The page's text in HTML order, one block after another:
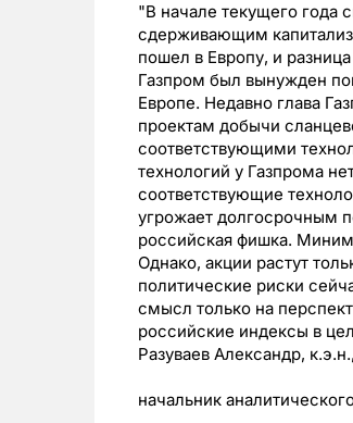
"В начале текущего года
сдерживающим
пошел в Европу, и
Газпром был вынужден
Европе. Недавно глава
проектам добычи
соответствующими
технологий у Газпрома
соответствующие
угрожает долгосрочным
российская фишка.
Однако, акции растут
политические риски
смысл только на
российские индексы в
Разуваев Александр, к.э.н.,
начальник